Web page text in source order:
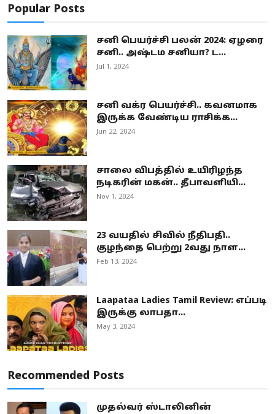
Popular Posts
சனி பெயர்ச்சி பலன் 2024: ஏழரை
சனி.. அஷ்டம சனியா? ட...
Jul 1, 2024
சனி வக்ர பெயர்ச்சி.. கவனமாக
இருக்க வேண்டிய ராசிக்க...
Jun 22, 2024
சாலை விபத்தில் உயிரிழந்த
நடிகரின் மகன்.. தீபாவளியி...
Nov 1, 2024
23 வயதில் சிவில் நீதிபதி..
குழந்தை பெற்று 2வது நாள...
Feb 13, 2024
Laapataa Ladies Tamil Review: எப்படி
இருக்கு லாபதா...
May 3, 2024
Recommended Posts
முதல்வர் ஸ்டாலினின்